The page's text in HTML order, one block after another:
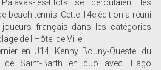
les-Flots se déroulaient les
beach tennis. Cette 14e édition a réuni
joueurs français dans les catégories
de l’Hôtel de Ville.
en U14, Kenny Bouny-Questel du
de Saint-Barth en duo avec Tiago